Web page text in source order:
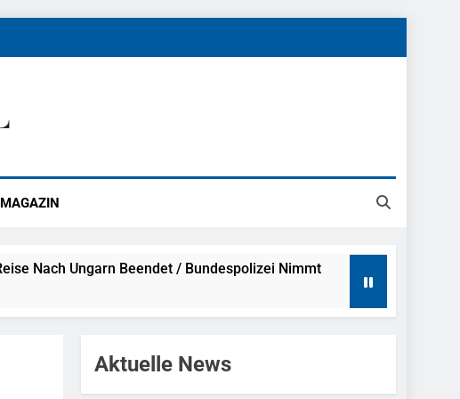
MAGAZIN
Nach Ungarn Beendet / Bundespolizei Nimmt
Aktuelle News